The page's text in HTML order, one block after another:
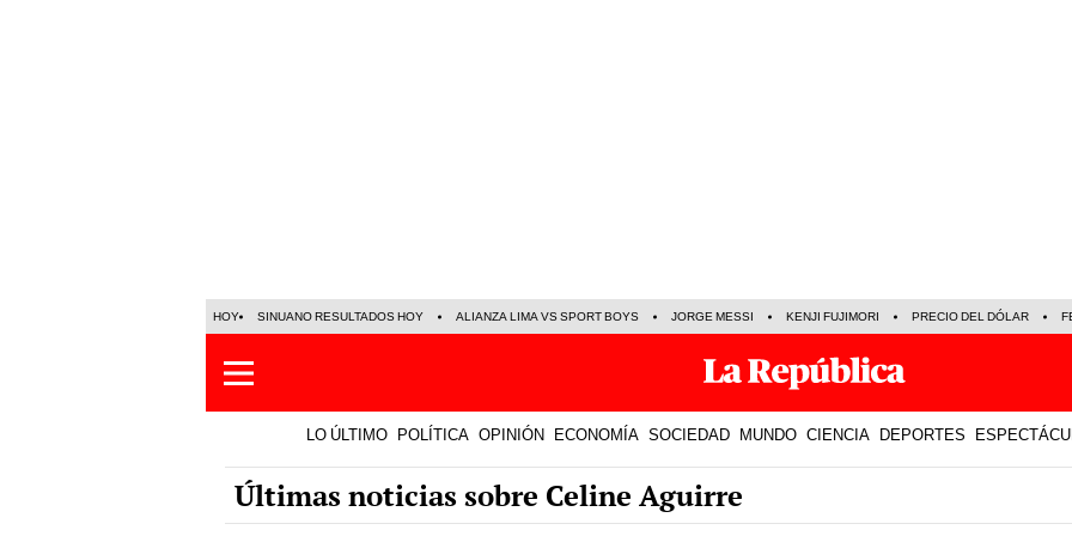
HOY SINUANO RESULTADOS HOY ALIANZA LIMA VS SPORT BOYS JORGE MESSI KENJI FUJIMORI PRECIO DEL DÓLAR
LO ÚLTIMO POLÍTICA OPINIÓN ECONOMÍA SOCIEDAD MUNDO CIENCIA DEPORTES
Últimas noticias sobre Celine Aguirre